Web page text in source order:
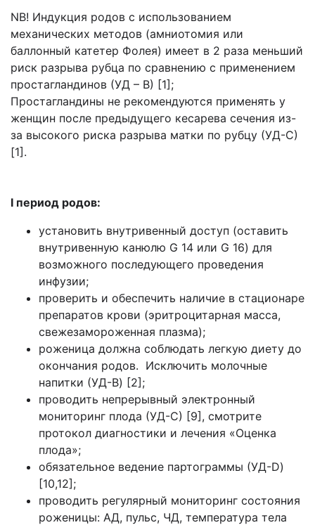
NB! Индукция родов с использованием
механических методов (амниотомия или
баллонный катетер Фолея) имеет в 2 раза меньший
риск разрыва рубца по сравнению с применением
простагландинов (УД – В) [1];
Простагландины не рекомендуются применять у
женщин после предыдущего кесарева сечения из-
за высокого риска разрыва матки по рубцу (УД-С)
[1].
I период родов:
установить внутривенный доступ (оставить
внутривенную канюлю G 14 или G 16) для
возможного последующего проведения
инфузии;
проверить и обеспечить наличие в стационаре
препаратов крови (эритроцитарная масса,
свежезамороженная плазма);
роженица должна соблюдать легкую диету до
окончания родов. Исключить молочные
напитки (УД-B) [2];
проводить непрерывный электронный
мониторинг плода (УД-С) [9], смотрите
протокол диагностики и лечения «Оценка
плода»;
обязательное ведение партограммы (УД-D)
[10,12];
проводить регулярный мониторинг состояния
роженицы: АД, пульс, ЧД, температура тела